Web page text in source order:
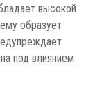
высокой
образует
под влиянием